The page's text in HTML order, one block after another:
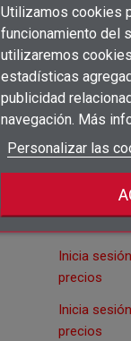
Iniciar
Debe iniciar
Utilizamos cookies
funcionamiento del
utilizaremos
estadísticas
publicidad
navegación. Más
Personalizar las
precios
Inicia
precios
Inicia
precios
Inicia sesión
precios
Inicia
Inicia
precios
Inicia
precios